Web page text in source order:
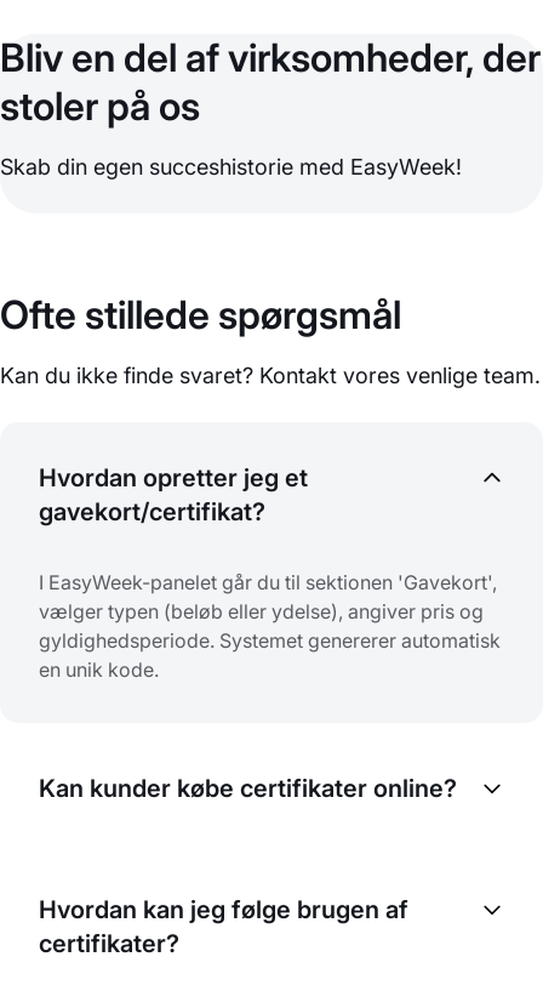
Bliv en del af virksomheder, der
stoler på os
Skab din egen succeshistorie med EasyWeek!
Ofte stillede spørgsmål
Kan du ikke finde svaret? Kontakt vores venlige team.
Hvordan opretter jeg et
gavekort/certifikat?
I EasyWeek-panelet går du til sektionen 'Gavekort',
vælger typen (beløb eller ydelse), angiver pris og
gyldighedsperiode. Systemet genererer automatisk
en unik kode.
Kan kunder købe certifikater online?
sikre betalingsløsninger, og certifikatet sendes på
e-mail.
Hvordan kan jeg følge brugen af
certifikater?